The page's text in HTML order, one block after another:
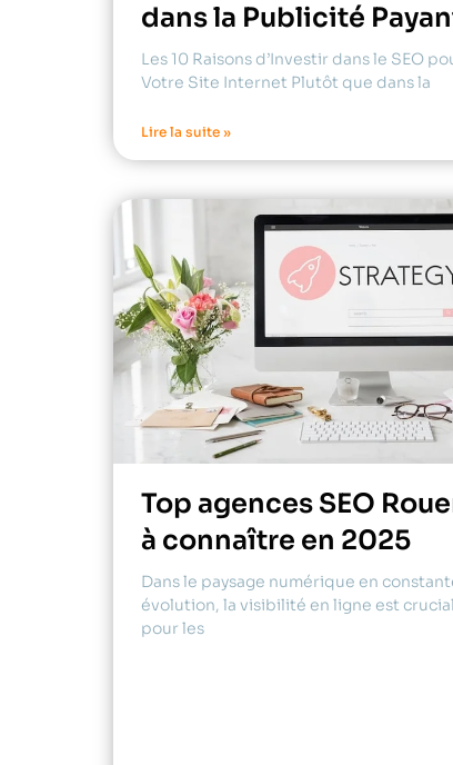
dans la Publicité
Les 10 Raisons d’Investir dans le SEO
Votre Site Internet Plutôt que dans la
Lire la suite »
Top agences SEO
à connaître en 2025
Dans le paysage numérique en
évolution, la visibilité en ligne est
pour les